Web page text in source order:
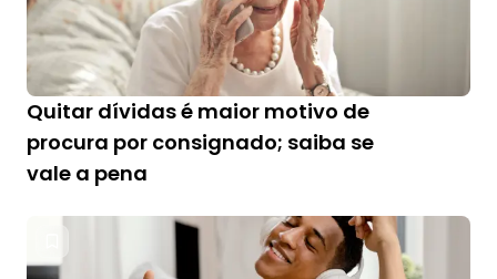
Quitar dívidas é maior motivo de
procura por consignado; saiba se
vale a pena